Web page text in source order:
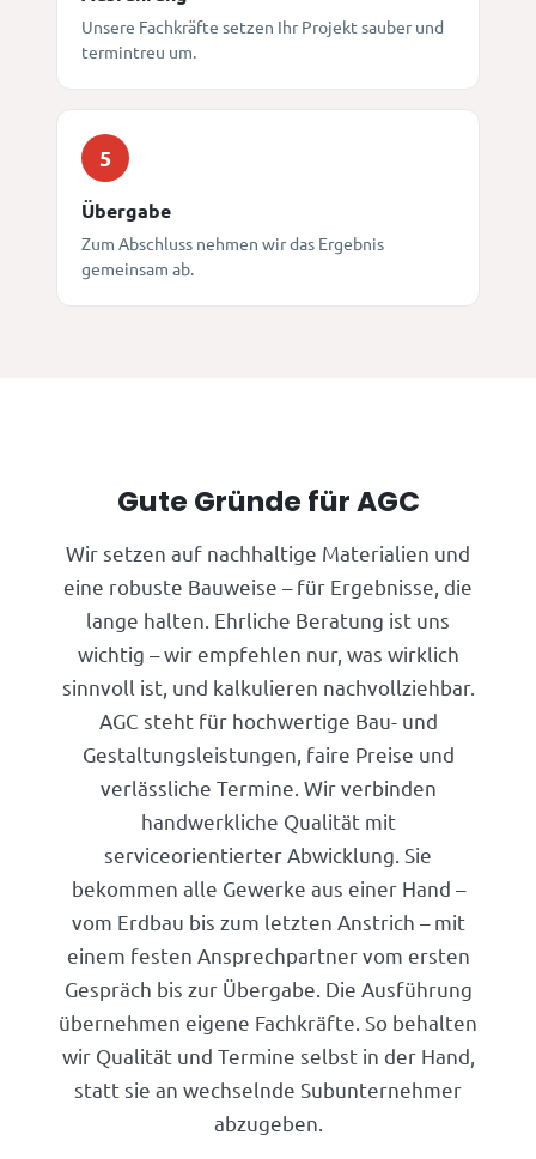
Unsere Fachkräfte setzen Ihr Projekt sauber und
termintreu um.
5
Übergabe
Zum Abschluss nehmen wir das Ergebnis
gemeinsam ab.
Gute Gründe für AGC
Wir setzen auf nachhaltige Materialien und
eine robuste Bauweise – für Ergebnisse, die
lange halten. Ehrliche Beratung ist uns
wichtig – wir empfehlen nur, was wirklich
sinnvoll ist, und kalkulieren nachvollziehbar.
AGC steht für hochwertige Bau- und
Gestaltungsleistungen, faire Preise und
verlässliche Termine. Wir verbinden
handwerkliche Qualität mit
serviceorientierter Abwicklung. Sie
bekommen alle Gewerke aus einer Hand –
vom Erdbau bis zum letzten Anstrich – mit
einem festen Ansprechpartner vom ersten
Gespräch bis zur Übergabe. Die Ausführung
übernehmen eigene Fachkräfte. So behalten
wir Qualität und Termine selbst in der Hand,
statt sie an wechselnde Subunternehmer
abzugeben.